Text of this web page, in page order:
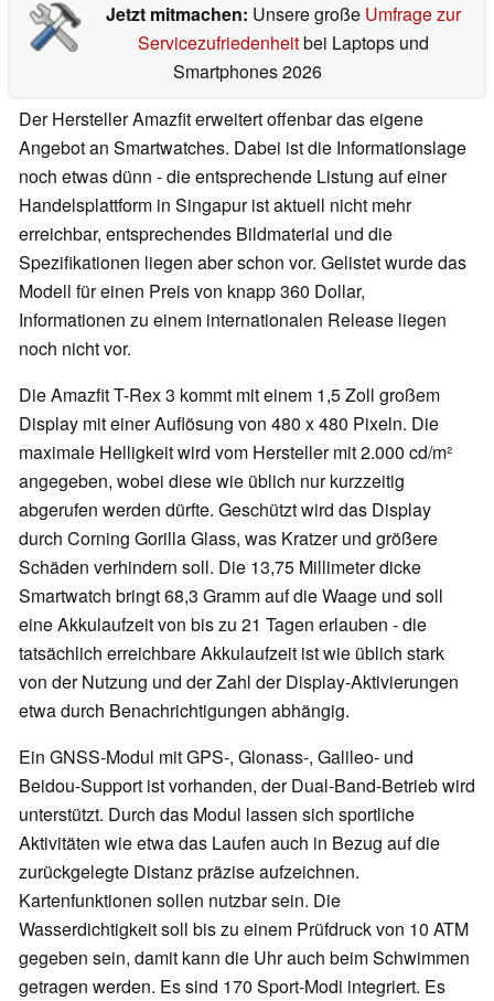
Jetzt mitmachen: Unsere große Umfrage zur
Servicezufriedenheitbei Laptops und
Smartphones 2026
Der Hersteller Amazfit erweitert offenbar das eigene
Angebot an Smartwatches. Dabei ist die Informationslage
noch etwas dünn - die entsprechende Listung auf einer
Handelsplattform in Singapur ist aktuell nicht mehr
erreichbar, entsprechendes Bildmaterial und die
Spezifikationen liegen aber schon vor. Gelistet wurde das
Modell für einen Preis von knapp 360 Dollar,
Informationen zu einem internationalen Release liegen
noch nicht vor.
Die Amazfit T-Rex 3 kommt mit einem 1,5 Zoll großem
Display mit einer Auflösung von 480 x 480 Pixeln. Die
maximale Helligkeit wird vom Hersteller mit 2.000 cd/m²
angegeben, wobei diese wie üblich nur kurzzeitig
abgerufen werden dürfte. Geschützt wird das Display
durch Corning Gorilla Glass, was Kratzer und größere
Schäden verhindern soll. Die 13,75 Millimeter dicke
Smartwatch bringt 68,3 Gramm auf die Waage und soll
eine Akkulaufzeit von bis zu 21 Tagen erlauben - die
tatsächlich erreichbare Akkulaufzeit ist wie üblich stark
von der Nutzung und der Zahl der Display-Aktivierungen
etwa durch Benachrichtigungen abhängig.
Ein GNSS-Modul mit GPS-, Glonass-, Galileo- und
Beidou-Support ist vorhanden, der Dual-Band-Betrieb wird
unterstützt. Durch das Modul lassen sich sportliche
Aktivitäten wie etwa das Laufen auch in Bezug auf die
zurückgelegte Distanz präzise aufzeichnen.
Kartenfunktionen sollen nutzbar sein. Die
Wasserdichtigkeit soll bis zu einem Prüfdruck von 10 ATM
gegeben sein, damit kann die Uhr auch beim Schwimmen
getragen werden. Es sind 170 Sport-Modi integriert. Es